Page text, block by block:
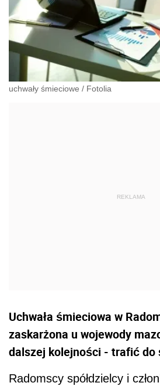
uchwały śmieciowe / Fotolia
Uchwała śmieciowa w
zaskarżona u wojewody
dalszej kolejności - trafić do
Radomscy spółdzielcy i